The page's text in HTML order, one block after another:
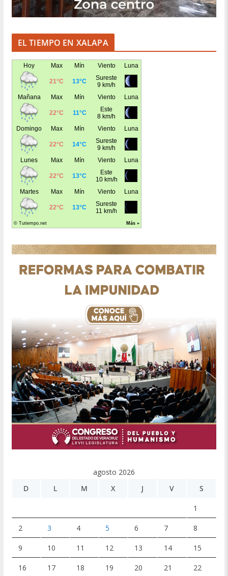
EL TIEMPO EN XALAPA
agosto 2026
D
L M X J V S
1
2 3 4 5 6 7 8
9 10 11 12 13 14 15
16 17 18 19 20 21 22